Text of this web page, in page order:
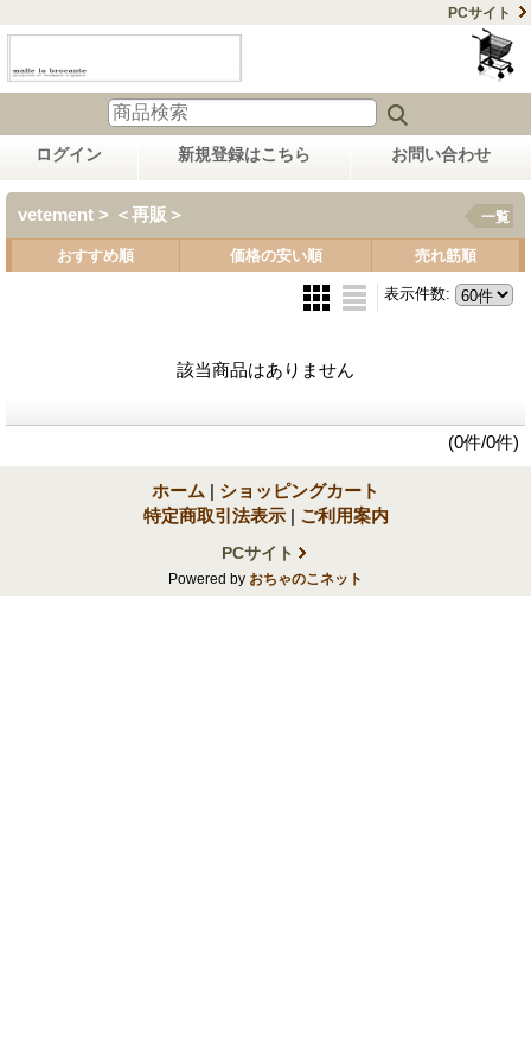
PCサイト
ログイン 新規登録はこちら お問い合わせ
vetement > ＜再販＞ 一覧
おすすめ順 価格の安い順 売れ筋順
表示件数:
該当商品はありません
(0件/0件)
ホーム | ショッピングカート
特定商取引法表示 | ご利用案内
PCサイト
Powered by おちゃのこネット